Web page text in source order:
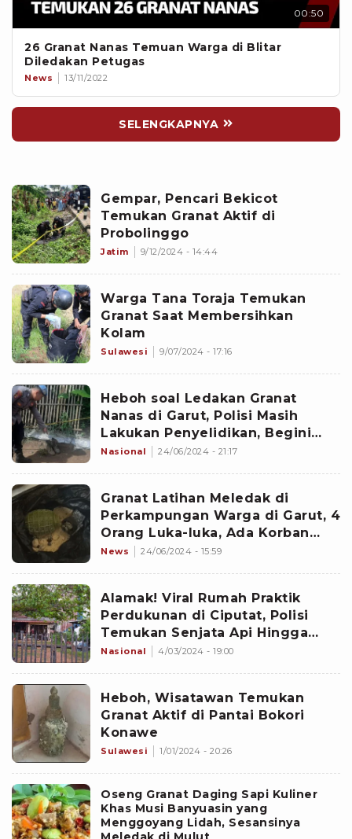
00:50
26 Granat Nanas Temuan Warga di Blitar
Diledakan Petugas
News 13/11/2022
SELENGKAPNYA
Gempar, Pencari Bekicot
Temukan Granat Aktif di
Probolinggo
Jatim 9/12/2024 - 14:44
Warga Tana Toraja Temukan
Granat Saat Membersihkan
Kolam
Sulawesi 9/07/2024 - 17:16
Heboh soal Ledakan Granat
Nanas di Garut, Polisi Masih
Lakukan Penyelidikan, Begini
Kondisi Korban
Nasional 24/06/2024 - 21:17
Granat Latihan Meledak di
Perkampungan Warga di Garut, 4
Orang Luka-luka, Ada Korban
Anak-anak
News 24/06/2024 - 15:59
Alamak! Viral Rumah Praktik
Perdukunan di Ciputat, Polisi
Temukan Senjata Api Hingga
Granat
Nasional 4/03/2024 - 19:00
Heboh, Wisatawan Temukan
Granat Aktif di Pantai Bokori
Konawe
Sulawesi 1/01/2024 - 20:26
Oseng Granat Daging Sapi Kuliner
Khas Musi Banyuasin yang
Menggoyang Lidah, Sesansinya